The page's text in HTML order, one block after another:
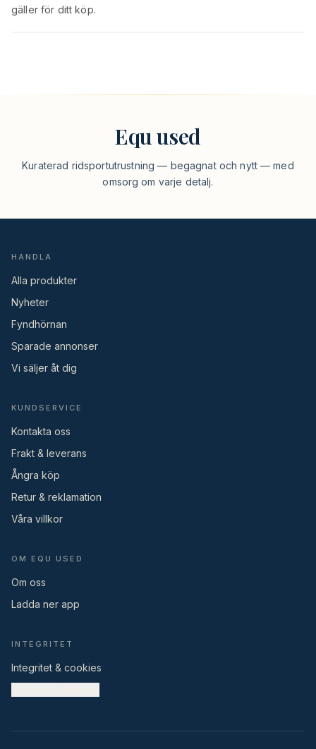
gäller för ditt köp.
Equ used
Kuraterad ridsportutrustning — begagnat och nytt — med
omsorg om varje detalj.
HANDLA
Alla produkter
Nyheter
Fyndhörnan
Sparade annonser
Vi säljer åt dig
KUNDSERVICE
Kontakta oss
Frakt & leverans
Ångra köp
Retur & reklamation
Våra villkor
OM EQU USED
Om oss
Ladda ner app
INTEGRITET
Integritet & cookies